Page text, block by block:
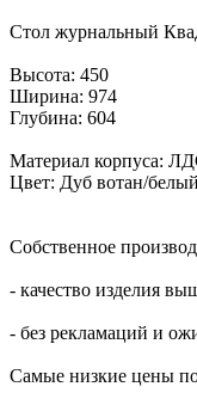
Стол журнальный
Высота: 450
Ширина: 974
Глубина: 604
Материал корпуса:
Цвет: Дуб вотан/белый
Собственное
- качество изделия
- без рекламаций и
Самые низкие цены